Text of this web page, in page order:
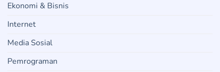
Ekonomi & Bisnis
Internet
Media Sosial
Pemrograman